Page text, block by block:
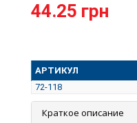
44.25 грн
АРТИКУЛ
72-118
Краткое описание